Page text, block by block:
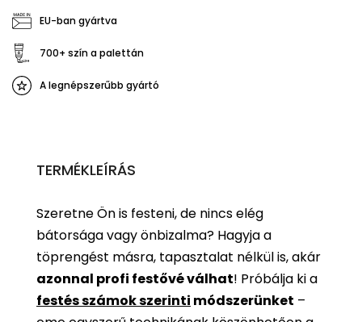
EU-ban gyártva
700+ szín a palettán
A legnépszerűbb gyártó
TERMÉKLEÍRÁS
Szeretne Ön is festeni, de nincs elég
bátorsága vagy önbizalma? Hagyja a
töprengést másra, tapasztalat nélkül is, akár
azonnal profi festővé válhat! Próbálja ki a
festés számok szerinti módszerünket –